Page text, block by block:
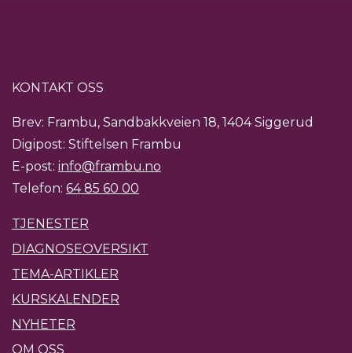
KONTAKT OSS
Brev: Frambu, Sandbakkveien 18, 1404 Siggerud
Digipost: Stiftelsen Frambu
E-post: info@frambu.no
Telefon: 64 85 60 00
TJENESTER
DIAGNOSEOVERSIKT
TEMA-ARTIKLER
KURSKALENDER
NYHETER
OM OSS